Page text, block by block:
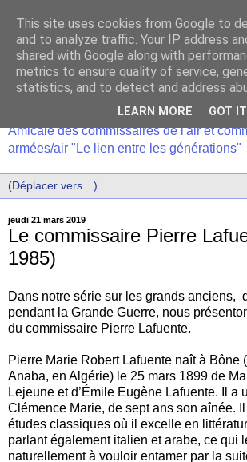
Amicale des commissaires de l'air et
armées/air "Le lien entre les générations"
jeudi 21 mars 2019
Le commissaire Pierre
1985)
Dans notre série sur les grands anciens,
pendant la Grande Guerre, nous
du commissaire Pierre Lafuente.
Pierre Marie Robert Lafuente naît à Bône
Anaba, en Algérie) le 25 mars 1899 de
Lejeune et d’Émile Eugène Lafuente. Il a
Clémence Marie, de sept ans son aînée.
études classiques où il excelle en
parlant également italien et arabe, ce qui
naturellement à vouloir entamer par la
This site uses cookies from Google to
and to analyze traffic. Your IP address
shared with Google along with
metrics to ensure quality of service,
statistics, and to detect and address
LEARN MORE GOT IT